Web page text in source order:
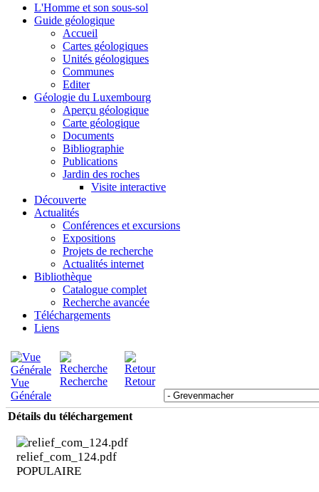
L'Homme et son sous-sol
Guide géologique
Accueil
Cartes géologiques
Unités géologiques
Communes
Editer
Géologie du Luxembourg
Aperçu géologique
Carte géologique
Documents
Bibliographie
Publications
Jardin des roches
Visite interactive
Découverte
Actualités
Conférences et excursions
Expositions
Projets de recherche
Actualités internet
Bibliothèque
Catalogue complet
Recherche avancée
Téléchargements
Liens
Vue
Générale
Recherche Retour
Détails du téléchargement
relief_com_124.pdf
POPULAIRE